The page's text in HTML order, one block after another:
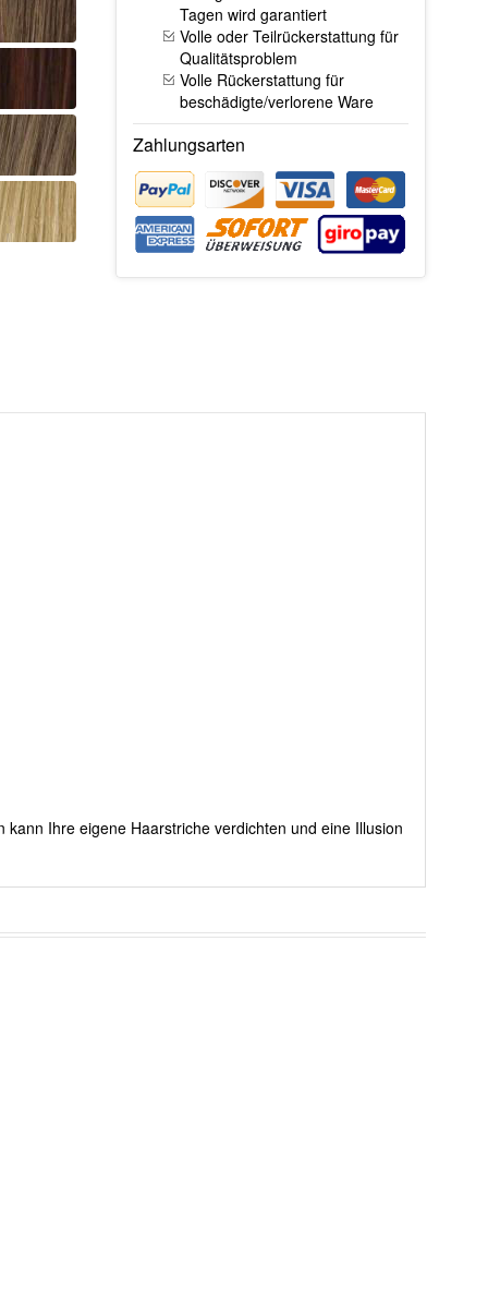
Tagen wird garantiert
Volle oder Teilrückerstattung für
Qualitätsproblem
Volle Rückerstattung für
beschädigte/verlorene Ware
Zahlungsarten
Ihre eigene Haarstriche verdichten und eine Illusion